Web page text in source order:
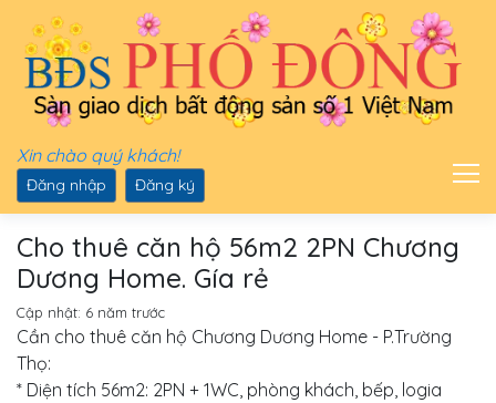
Xin chào quý khách!
Đăng nhập Đăng ký
Cho thuê căn hộ 56m2 2PN Chương
Dương Home. Gía rẻ
Cập nhật: 6 năm trước
Cần cho thuê căn hộ Chương Dương Home - P.Trường
Thọ:
* Diện tích 56m2: 2PN + 1WC, phòng khách, bếp, logia